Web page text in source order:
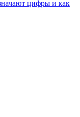
цифры и как